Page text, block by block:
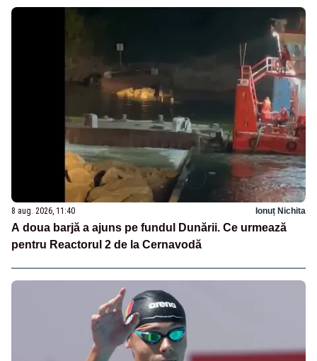
8 aug. 2026, 11:40 Ionuț Nichita
A doua barjă a ajuns pe fundul Dunării. Ce urmează
pentru Reactorul 2 de la Cernavodă